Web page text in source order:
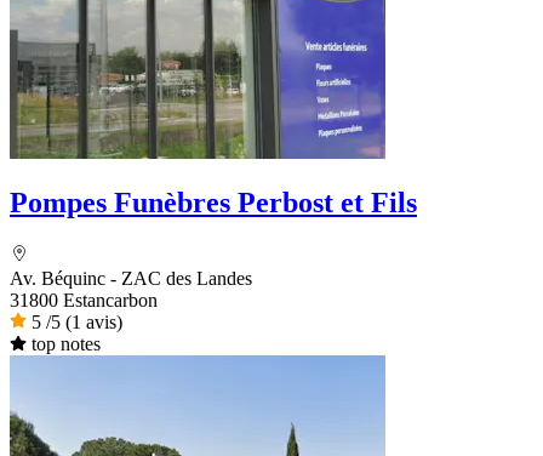
Pompes Funèbres Perbost et Fils
Av. Béquinc - ZAC des Landes
31800 Estancarbon
5 /5 (1 avis)
top notes